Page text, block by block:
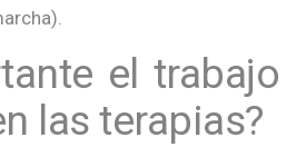
el trabajo
las terapias?